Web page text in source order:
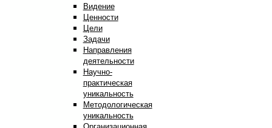
Видение
Ценности
Цели
Задачи
Направления
деятельности
Научно-
практическая
уникальность
Методологическая
уникальность